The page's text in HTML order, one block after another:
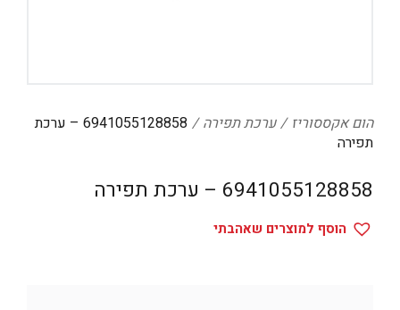
טיפוח
טקסטיל לבית
מטבח
מסיבות וימי הולדת
הום אקססוריז ערכת תפירה
6941055128858 – ערכת
תפירה
6941055128858 – ערכת תפירה
הוסף למוצרים שאהבתי